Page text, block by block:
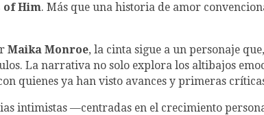
of Him. Más que una historia de amor
Maika Monroe, la cinta sigue a un personaje
La narrativa no solo explora los altibajos
quienes ya han visto avances y primeras
intimistas —centradas en el crecimiento